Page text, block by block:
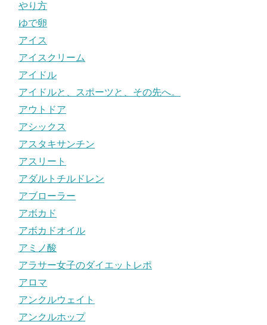
やり方
ゆで卵
アイス
アイスクリーム
アイドル
アイドルと、スポーツと、その先へ。
アウトドア
アシックス
アスタキサンチン
アスリート
アダルトチルドレン
アブローラー
アボカド
アボカドオイル
アミノ酸
アラサー女子のダイエットレポ
アロマ
アンクルウェイト
アンクルホップ